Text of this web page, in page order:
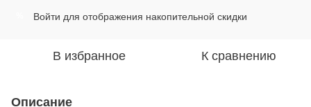
Войти для отображения накопительной скидки
В избранное К сравнению
Описание